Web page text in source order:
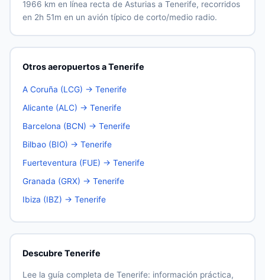
1966 km en línea recta de Asturias a Tenerife, recorridos
en 2h 51m en un avión típico de corto/medio radio.
Otros aeropuertos a Tenerife
A Coruña (LCG) → Tenerife
Alicante (ALC) → Tenerife
Barcelona (BCN) → Tenerife
Bilbao (BIO) → Tenerife
Fuerteventura (FUE) → Tenerife
Granada (GRX) → Tenerife
Ibiza (IBZ) → Tenerife
Descubre Tenerife
Lee la guía completa de Tenerife: información práctica,